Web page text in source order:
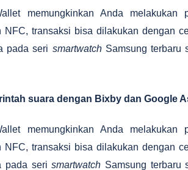
memungkinkan Anda melakukan
NFC, transaksi bisa dilakukan dengan
pada seri smartwatchSamsung terbaru
suara dengan Bixby dan Google
memungkinkan Anda melakukan
NFC, transaksi bisa dilakukan dengan
pada serismartwatch Samsung terbaru